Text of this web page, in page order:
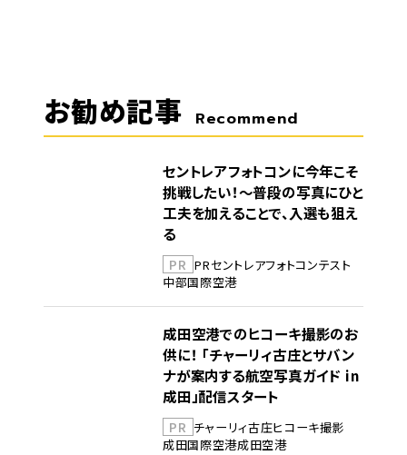
お勧め記事 Recommend
セントレアフォトコンに今年こそ
挑戦したい！～普段の写真にひと
工夫を加えることで、入選も狙え
る
PR PRセントレアフォトコンテスト
中部国際空港
成田空港でのヒコーキ撮影のお
供に！ 「チャーリィ古庄とサバン
ナが案内する航空写真ガイド in
成田」配信スタート
PR チャーリィ古庄ヒコーキ撮影
成田国際空港成田空港